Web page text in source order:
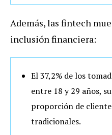
Además, las fintech
inclusión financiera:
El 37,2% de los
entre 18 y 29 años,
proporción de
tradicionales.